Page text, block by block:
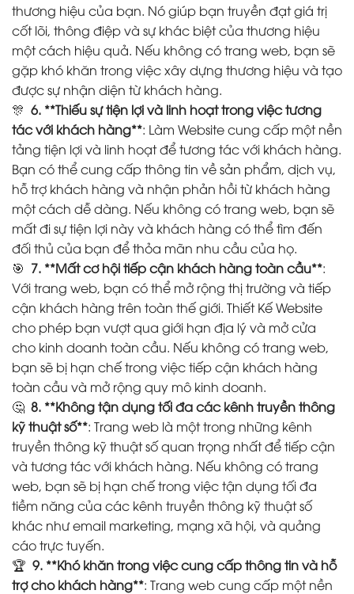
thương hiệu của bạn. Nó giúp bạn truyền đạt giá trị
cốt lõi, thông điệp và sự khác biệt của thương hiệu
một cách hiệu quả. Nếu không có trang web, bạn sẽ
gặp khó khăn trong việc xây dựng thương hiệu và tạo
được sự nhận diện từ khách hàng.
🎊 6. **Thiếu sự tiện lợi và linh hoạt trong việc tương
tác với khách hàng**: Làm Website cung cấp một nền
tảng tiện lợi và linh hoạt để tương tác với khách hàng.
Bạn có thể cung cấp thông tin về sản phẩm, dịch vụ,
hỗ trợ khách hàng và nhận phản hồi từ khách hàng
một cách dễ dàng. Nếu không có trang web, bạn sẽ
mất đi sự tiện lợi này và khách hàng có thể tìm đến
đối thủ của bạn để thỏa mãn nhu cầu của họ.
🎯 7. **Mất cơ hội tiếp cận khách hàng toàn cầu**:
Với trang web, bạn có thể mở rộng thị trường và tiếp
cận khách hàng trên toàn thế giới. Thiết Kế Website
cho phép bạn vượt qua giới hạn địa lý và mở cửa
cho kinh doanh toàn cầu. Nếu không có trang web,
bạn sẽ bị hạn chế trong việc tiếp cận khách hàng
toàn cầu và mở rộng quy mô kinh doanh.
🤔 8. **Không tận dụng tối đa các kênh truyền thông
kỹ thuật số**: Trang web là một trong những kênh
truyền thông kỹ thuật số quan trọng nhất để tiếp cận
và tương tác với khách hàng. Nếu không có trang
web, bạn sẽ bị hạn chế trong việc tận dụng tối đa
tiềm năng của các kênh truyền thông kỹ thuật số
khác như email marketing, mạng xã hội, và quảng
cáo trực tuyến.
🏆 9. **Khó khăn trong việc cung cấp thông tin và hỗ
trợ cho khách hàng**: Trang web cung cấp một nền